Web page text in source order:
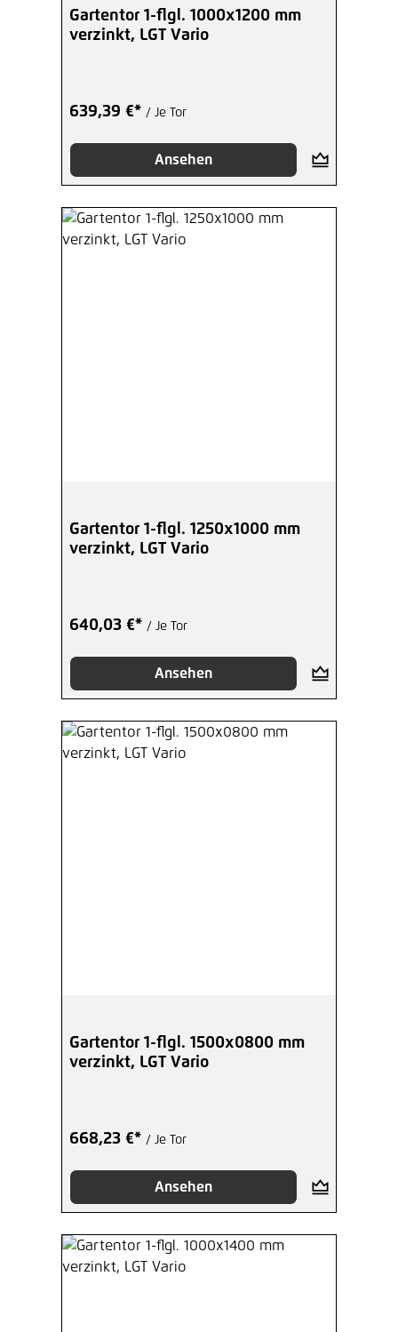
Gartentor 1-flgl. 1000x1200 mm
verzinkt, LGT Vario
639,39 €* / Je Tor
Ansehen
Gartentor 1-flgl. 1250x1000 mm
verzinkt, LGT Vario
640,03 €* / Je Tor
Ansehen
Gartentor 1-flgl. 1500x0800 mm
verzinkt, LGT Vario
668,23 €* / Je Tor
Ansehen